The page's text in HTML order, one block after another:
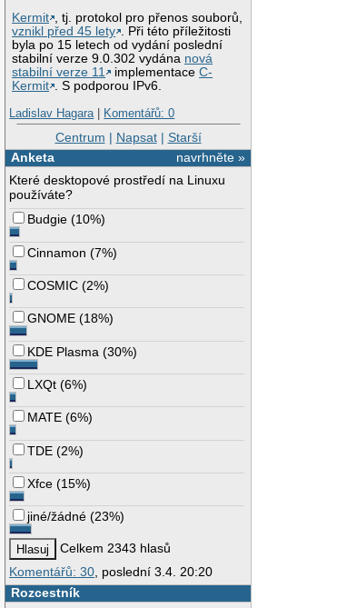
Kermit , tj. protokol pro přenos souborů,
vznikl před 45 lety . Při této příležitosti
byla po 15 letech od vydání poslední
stabilní verze 9.0.302 vydána nová
stabilní verze 11
implementaceC-
Kermit . S podporou IPv6.
Ladislav Hagara| Komentářů: 0
Centrum | Napsat| Starší
navrhněte »
Anketa
Které desktopové prostředí na Linuxu
používáte?
Budgie (10%)
Cinnamon (7%)
COSMIC (2%)
GNOME (18%)
KDE Plasma (30%)
LXQt (6%)
MATE (6%)
TDE (2%)
Xfce (15%)
jiné/žádné (23%)
Celkem 2343 hlasů
Komentářů: 30 , poslední 3.4. 20:20
Rozcestník